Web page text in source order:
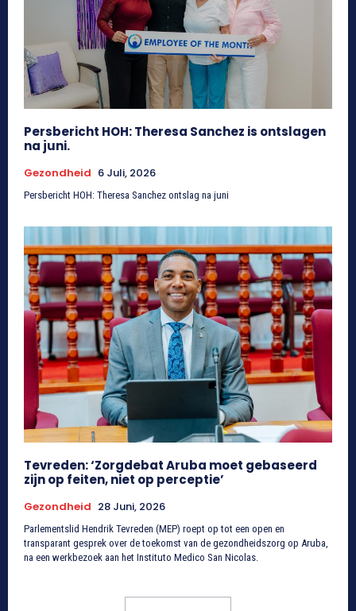
Persbericht HOH: Theresa Sanchez is ontslagen
na juni.
Gezondheid 6 Juli, 2026
Persbericht HOH: Theresa Sanchez ontslag na juni
Tevreden: ‘Zorgdebat Aruba moet gebaseerd
zijn op feiten, niet op perceptie’
Gezondheid 28 Juni, 2026
Parlementslid Hendrik Tevreden (MEP) roept op tot een open en
transparant gesprek over de toekomst van de gezondheidszorg op Aruba,
na een werkbezoek aan het Instituto Medico San Nicolas.